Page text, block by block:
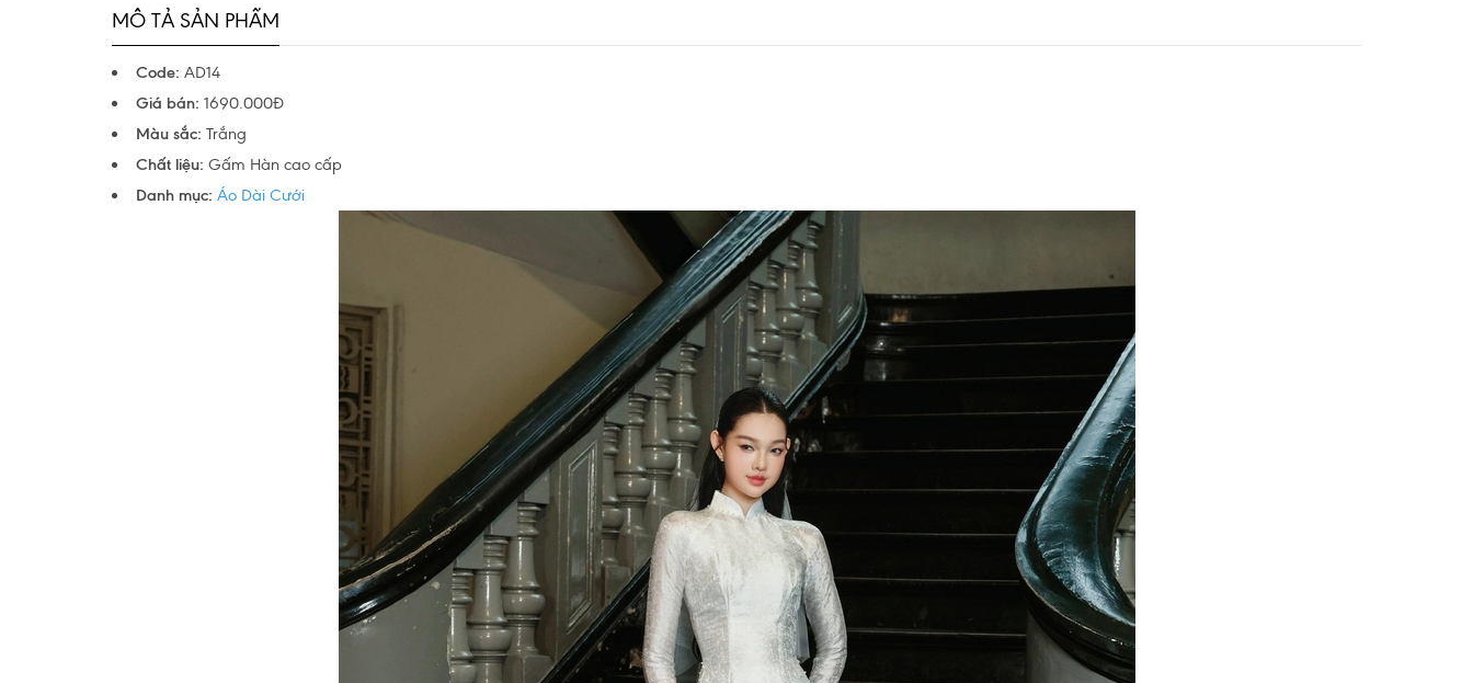
MÔ TẢ SẢN PHẨM
Code: AD14
Giá bán: 1690.000Đ
Màu sắc: Trắng
Chất liệu: Gấm Hàn cao cấp
Danh mục: Áo Dài Cưới